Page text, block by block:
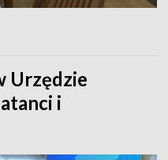
Urzędzie
i